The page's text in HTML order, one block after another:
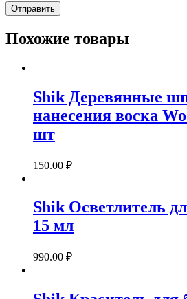
Похожие товары
Shik Деревянные
нанесения воска
шт
150.00 ₽
Shik Осветлитель
15 мл
990.00 ₽